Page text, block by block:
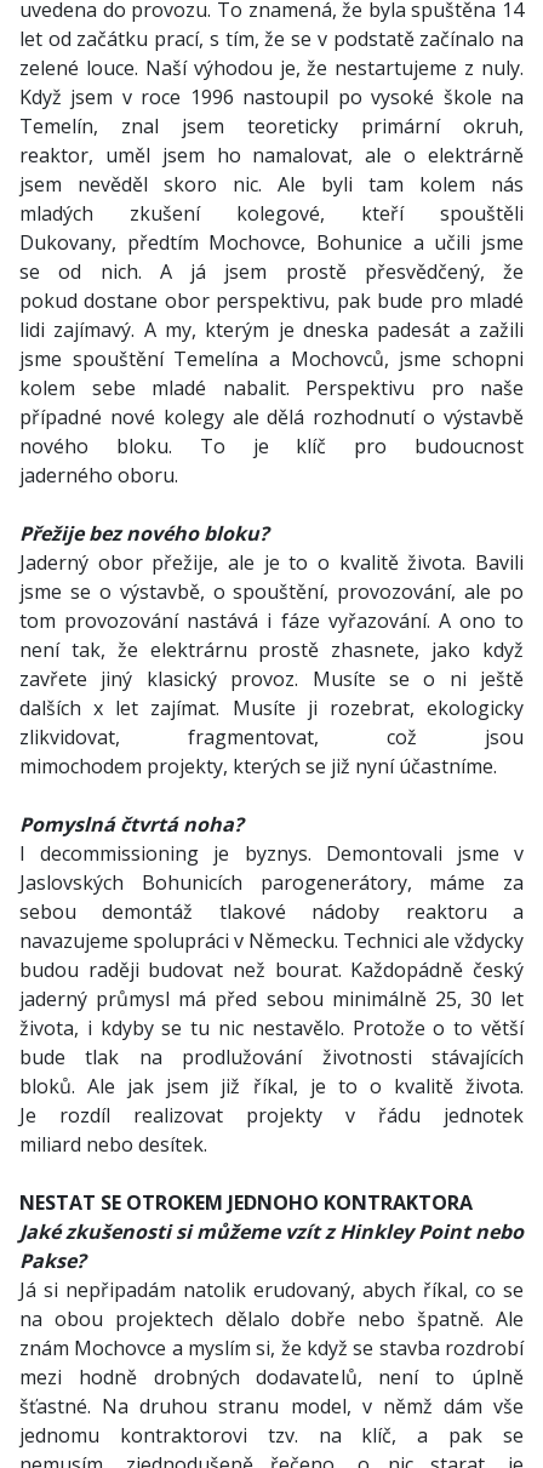
uvedena do provozu. To znamená, že byla spuštěna 14
let od začátku prací, s tím, že se v podstatě začínalo na
zelené louce. Naší výhodou je, že nestartujeme z nuly.
Když jsem v roce 1996 nastoupil po vysoké škole na
Temelín, znal jsem teoreticky primární okruh,
reaktor, uměl jsem ho namalovat, ale o elektrárně
jsem nevěděl skoro nic. Ale byli tam kolem nás
mladých zkušení kolegové, kteří spouštěli
Dukovany, předtím Mochovce, Bohunice a učili jsme
se od nich. A já jsem prostě přesvědčený, že
pokud dostane obor perspektivu, pak bude pro mladé
lidi zajímavý. A my, kterým je dneska padesát a zažili
jsme spouštění Temelína a Mochovců, jsme schopni
kolem sebe mladé nabalit. Perspektivu pro naše
případné nové kolegy ale dělá rozhodnutí o výstavbě
nového bloku. To je klíč pro budoucnost
jaderného oboru.
Přežije bez nového bloku?
Jaderný obor přežije, ale je to o kvalitě života. Bavili
jsme se o výstavbě, o spouštění, provozování, ale po
tom provozování nastává i fáze vyřazování. A ono to
není tak, že elektrárnu prostě zhasnete, jako když
zavřete jiný klasický provoz. Musíte se o ni ještě
dalších x let zajímat. Musíte ji rozebrat, ekologicky
zlikvidovat, fragmentovat, což jsou
mimochodem projekty, kterých se již nyní účastníme.
Pomyslná čtvrtá noha?
I decommissioning je byznys. Demontovali jsme v
Jaslovských Bohunicích parogenerátory, máme za
sebou demontáž tlakové nádoby reaktoru a
navazujeme spolupráci v Německu. Technici ale vždycky
budou raději budovat než bourat. Každopádně český
jaderný průmysl má před sebou minimálně 25, 30 let
života, i kdyby se tu nic nestavělo. Protože o to větší
bude tlak na prodlužování životnosti stávajících
bloků. Ale jak jsem již říkal, je to o kvalitě života.
Je rozdíl realizovat projekty v řádu jednotek
miliard nebo desítek.
NESTAT SE OTROKEM JEDNOHO KONTRAKTORA
Jaké zkušenosti si můžeme vzít z Hinkley Point nebo
Pakse?
Já si nepřipadám natolik erudovaný, abych říkal, co se
na obou projektech dělalo dobře nebo špatně. Ale
znám Mochovce a myslím si, že když se stavba rozdrobí
mezi hodně drobných dodavatelů, není to úplně
šťastné. Na druhou stranu model, v němž dám vše
jednomu kontraktorovi tzv. na klíč, a pak se